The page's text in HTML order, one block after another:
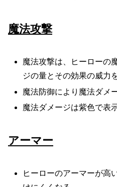
魔法攻撃
魔法攻撃は、ヒーローの
ジの量とその効果の威力
魔法防御により魔法ダメ
魔法ダメージは紫色で表
アーマー
ヒーローのアーマーが高